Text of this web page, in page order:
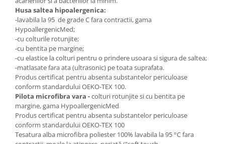
Husa saltea hipoalergenica:
-lavabila la 95 de grade C fara contractii, gama
HypoallergenicMed;
-cu colturile rotunjite;
-cu bentita pe margine;
-cu elastice la colturi pentru o prindere usoara si sigura de saltea;
-matlasate fara ata (ultrasonic) pe toata suprafata.
Produs certificat pentru absenta substantelor periculoase
conform standardului OEKO-TEX 100.
Pilota microfibra vara -colturi rotunjite si cu bentita pe
margine, gama HypoallergenicMed
Produs certificat pentru absenta substantelor periculoase
conform standardului OEKO-TEX 100
Tesatura alba microfibra poliester 100% lavabila la 95 °C fara